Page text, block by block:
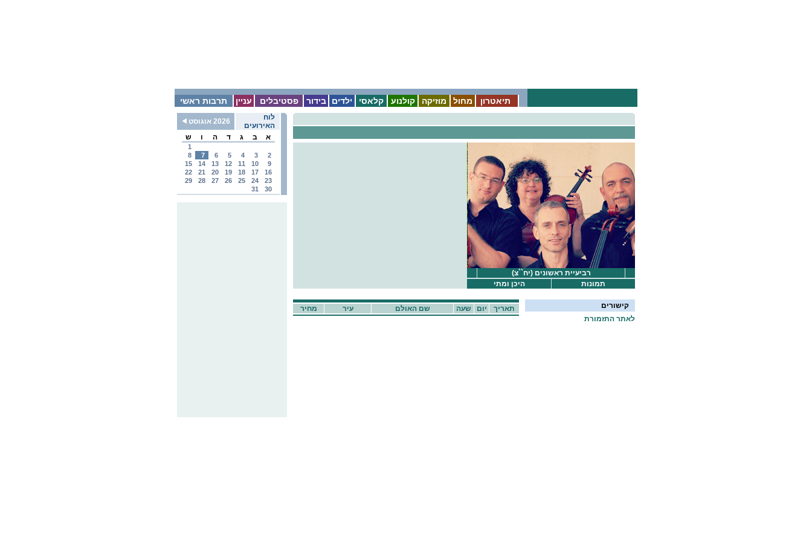
תרבות ראשי עניין פסטיבלים בידור ילדים קלאסי קולנוע מוזיקה מחול תיאטרון
לוח
האירועים
2026 אוגוסט
א
ב ג ד ה ו ש
1
2
3
4
5
6
7
8
9
10
11
12
13
14
15
16
17
18
19
20
21
22
23
24
25
26
27
28
29
30
31
רביעיית ראשונים (יח``צ)
תמונות
היכן ומתי
מחיר עיר שם האולם שעה יום תאריך
קישורים
לאתר התזמורת